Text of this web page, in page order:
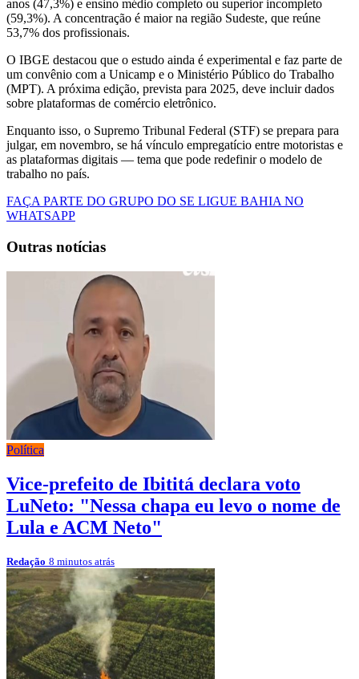
anos (47,3%) e ensino médio completo ou superior incompleto
(59,3%). A concentração é maior na região Sudeste, que reúne
53,7% dos profissionais.
O IBGE destacou que o estudo ainda é experimental e faz parte de
um convênio com a Unicamp e o Ministério Público do Trabalho
(MPT). A próxima edição, prevista para 2025, deve incluir dados
sobre plataformas de comércio eletrônico.
Enquanto isso, o Supremo Tribunal Federal (STF) se prepara para
julgar, em novembro, se há vínculo empregatício entre motoristas e
as plataformas digitais — tema que pode redefinir o modelo de
trabalho no país.
FAÇA PARTE DO GRUPO DO SE LIGUE BAHIA NO
WHATSAPP
Outras notícias
Política
Vice-prefeito de Ibititá declara voto
LuNeto: "Nessa chapa eu levo o nome de
Lula e ACM Neto"
Redação 8 minutos atrás